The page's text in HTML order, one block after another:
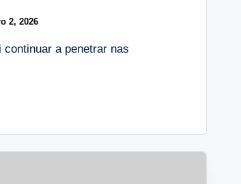
2, 2026
a penetrar nas